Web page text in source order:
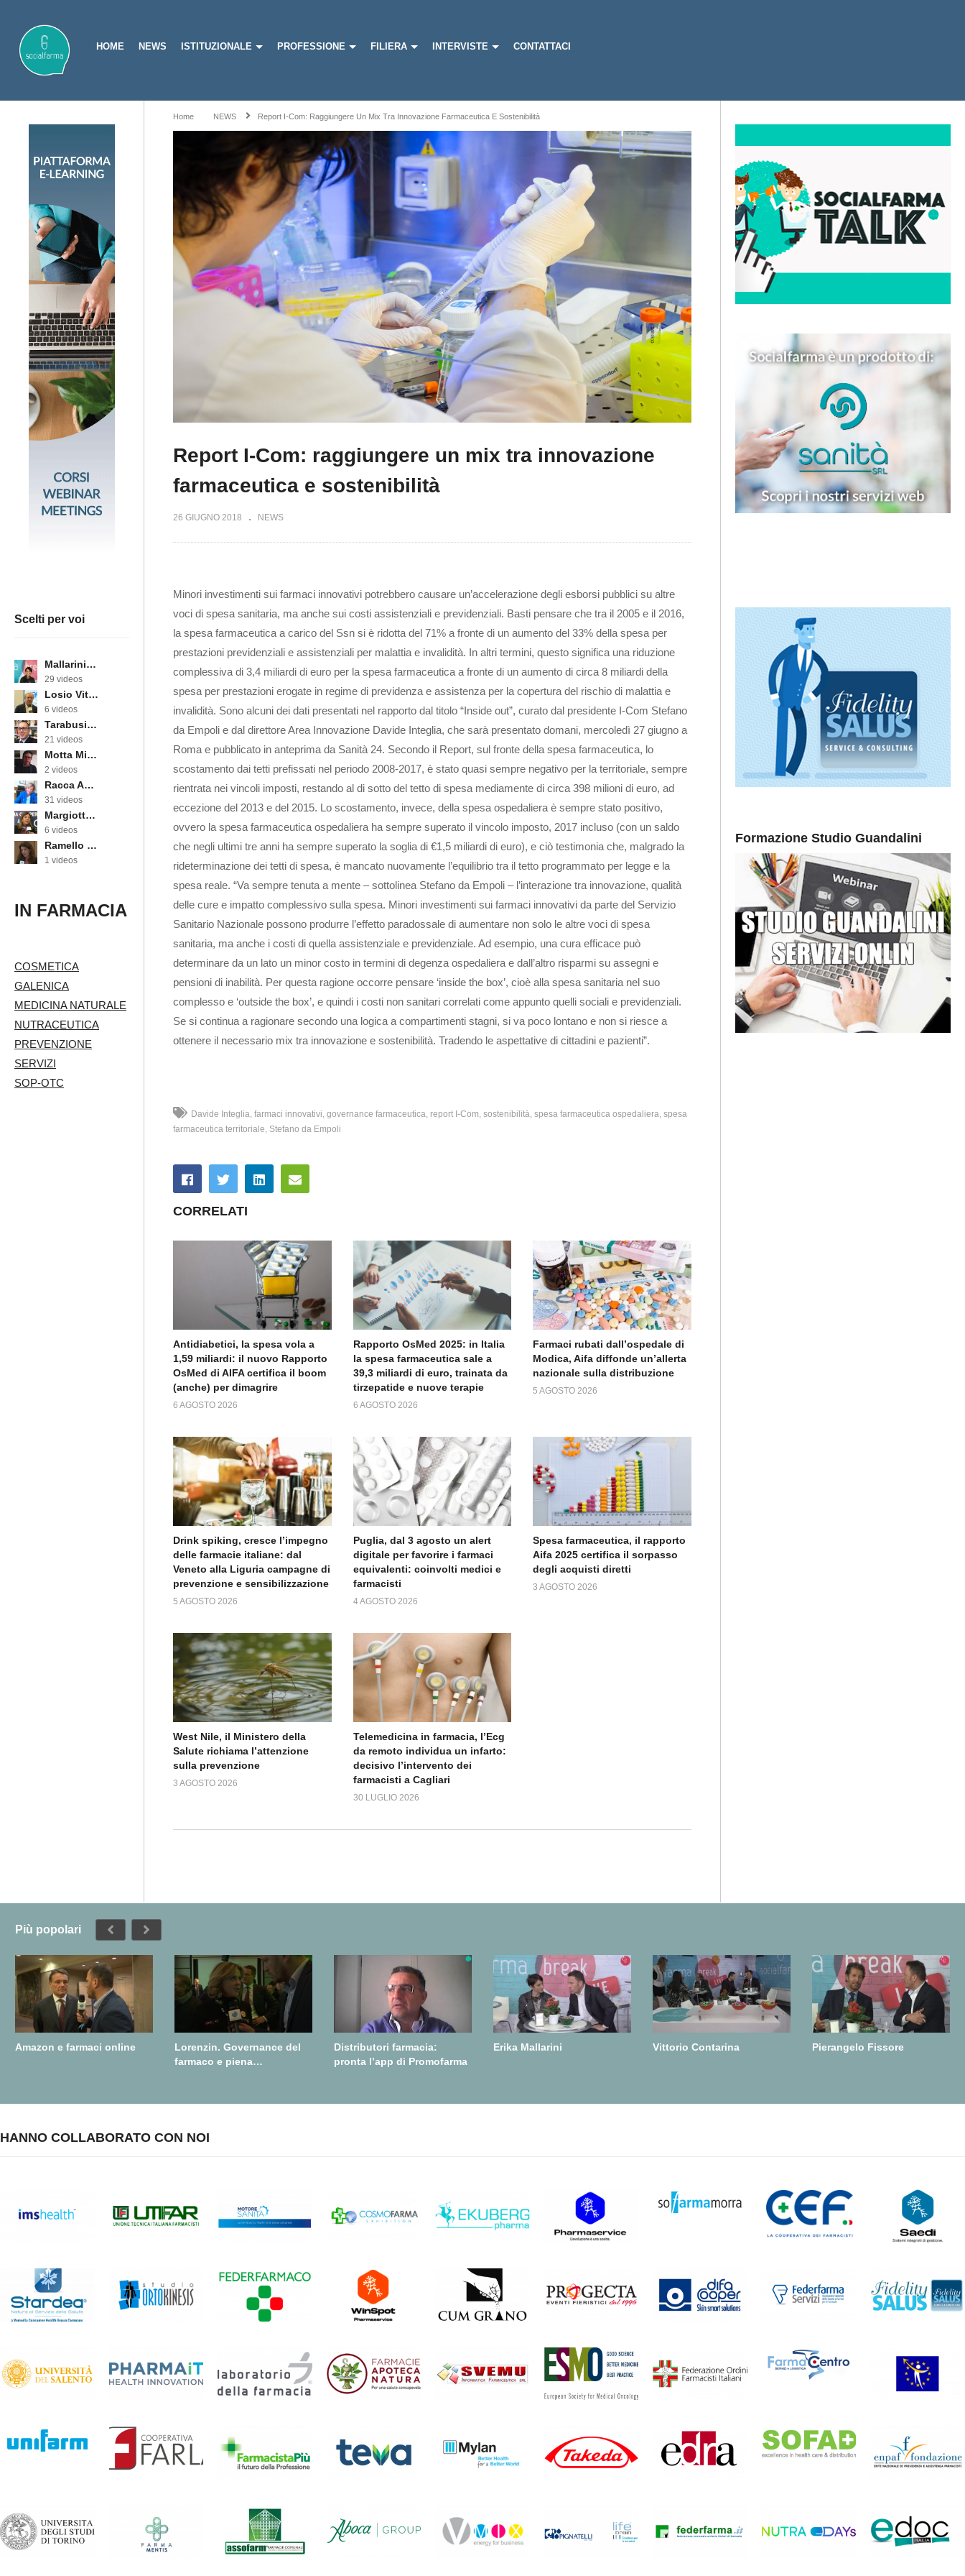
HOME NEWS ISTITUZIONALE PROFESSIONE FILIERA INTERVISTE CONTATTACI
Scelti per voi
Mallarini Erika
29 videos
Losio Vittorino
6 videos
Tarabusi Marcello
21 videos
Motta Michele
2 videos
Racca Annarosa
31 videos
Margiotta Angela
6 videos
Ramello Cinzia
1 videos
IN FARMACIA
COSMETICA
GALENICA
MEDICINA NATURALE
NUTRACEUTICA
PREVENZIONE
SERVIZI
SOP-OTC
Home NEWS Report I-Com: Raggiungere Un Mix Tra Innovazione Farmaceutica E Sostenibilità
Report I-Com: raggiungere un mix tra innovazione
farmaceutica e sostenibilità
26 GIUGNO 2018 NEWS
Minori investimenti sui farmaci innovativi potrebbero causare un’accelerazione degli esborsi pubblici su altre
voci di spesa sanitaria, ma anche sui costi assistenziali e previdenziali. Basti pensare che tra il 2005 e il 2016,
la spesa farmaceutica a carico del Ssn si è ridotta del 71% a fronte di un aumento del 33% della spesa per
prestazioni previdenziali e assistenziali per malattia e invalidità. In altri termini, questo significa una riduzione
complessiva di 3,4 miliardi di euro per la spesa farmaceutica a fronte di un aumento di circa 8 miliardi della
spesa per prestazioni erogate in regime di previdenza e assistenza per la copertura del rischio di malattia e
invalidità. Sono alcuni dei dati presentati nel rapporto dal titolo “Inside out”, curato dal presidente I-Com Stefano
da Empoli e dal direttore Area Innovazione Davide Integlia, che sarà presentato domani, mercoledì 27 giugno a
Roma e pubblicato in anteprima da Sanità 24. Secondo il Report, sul fronte della spesa farmaceutica, lo
scostamento dai tetti prefissati nel periodo 2008-2017, è stato quasi sempre negativo per la territoriale, sempre
rientrata nei vincoli imposti, restando al di sotto del tetto di spesa mediamente di circa 398 milioni di euro, ad
eccezione del 2013 e del 2015. Lo scostamento, invece, della spesa ospedaliera è sempre stato positivo,
ovvero la spesa farmaceutica ospedaliera ha sempre superato il vincolo imposto, 2017 incluso (con un saldo
che negli ultimi tre anni ha sempre superato la soglia di €1,5 miliardi di euro), e ciò testimonia che, malgrado la
rideterminazione dei tetti di spesa, è mancato nuovamente l’equilibrio tra il tetto programmato per legge e la
spesa reale. “Va sempre tenuta a mente – sottolinea Stefano da Empoli – l’interazione tra innovazione, qualità
delle cure e impatto complessivo sulla spesa. Minori investimenti sui farmaci innovativi da parte del Servizio
Sanitario Nazionale possono produrre l’effetto paradossale di aumentare non solo le altre voci di spesa
sanitaria, ma anche i costi di quella assistenziale e previdenziale. Ad esempio, una cura efficace può
determinare da un lato un minor costo in termini di degenza ospedaliera e dall’altro risparmi su assegni e
pensioni di inabilità. Per questa ragione occorre pensare ‘inside the box’, cioè alla spesa sanitaria nel suo
complesso e ‘outside the box’, e quindi i costi non sanitari correlati come appunto quelli sociali e previdenziali.
Se si continua a ragionare secondo una logica a compartimenti stagni, si va poco lontano e non si riesce a
ottenere il necessario mix tra innovazione e sostenibilità. Tradendo le aspettative di cittadini e pazienti”.
Davide Integlia farmaci innovativi governance farmaceutica report I-Com sostenibilità spesa farmaceutica ospedaliera spesa
farmaceutica territoriale Stefano da Empoli
CORRELATI
Antidiabetici, la spesa vola a
1,59 miliardi: il nuovo Rapporto
OsMed di AIFA certifica il boom
(anche) per dimagrire
6 AGOSTO 2026
Rapporto OsMed 2025: in Italia
la spesa farmaceutica sale a
39,3 miliardi di euro, trainata da
tirzepatide e nuove terapie
6 AGOSTO 2026
Farmaci rubati dall’ospedale di
Modica, Aifa diffonde un’allerta
nazionale sulla distribuzione
5 AGOSTO 2026
Drink spiking, cresce l’impegno
delle farmacie italiane: dal
Veneto alla Liguria campagne di
prevenzione e sensibilizzazione
5 AGOSTO 2026
Puglia, dal 3 agosto un alert
digitale per favorire i farmaci
equivalenti: coinvolti medici e
farmacisti
4 AGOSTO 2026
Spesa farmaceutica, il rapporto
Aifa 2025 certifica il sorpasso
degli acquisti diretti
3 AGOSTO 2026
West Nile, il Ministero della
Salute richiama l’attenzione
sulla prevenzione
3 AGOSTO 2026
Telemedicina in farmacia, l’Ecg
da remoto individua un infarto:
decisivo l’intervento dei
farmacisti a Cagliari
30 LUGLIO 2026
Formazione Studio Guandalini
Più popolari
Amazon e farmaci online
Lorenzin. Governance del
farmaco e piena
Distributori farmacia:
pronta l’app di Promofarma
Erika Mallarini Vittorio Contarina Pierangelo Fissore
HANNO COLLABORATO CON NOI